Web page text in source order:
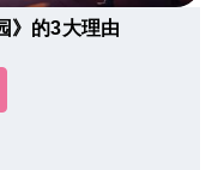
》的3大理由